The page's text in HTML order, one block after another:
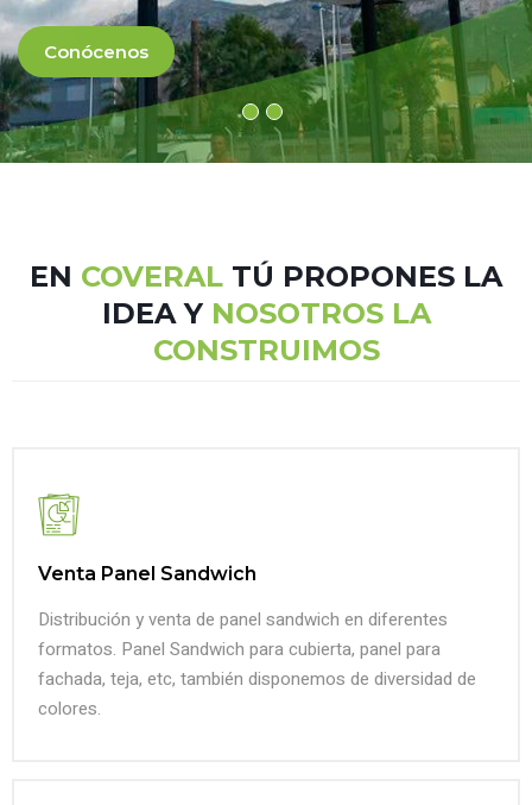
Conócenos
EN COVERAL TÚ PROPONES LA
IDEA Y NOSOTROS LA
CONSTRUIMOS
Venta Panel Sandwich
Distribución y venta de panel sandwich en diferentes
formatos. Panel Sandwich para cubierta, panel para
fachada, teja, etc, también disponemos de diversidad de
colores.